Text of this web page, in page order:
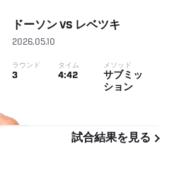
ドーソン VS レベツキ
2026.05.10
ラウンド
3
タイム
4:42
メソッド
サブミッ
ション
試合結果を見る